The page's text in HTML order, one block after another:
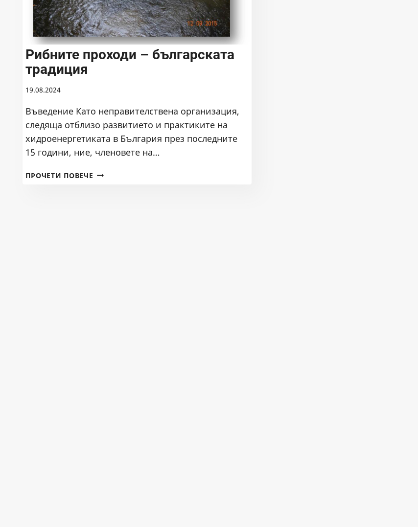
Рибните проходи – българската
традиция
19.08.2024
Въведение Като неправителствена организация,
следяща отблизо развитието и практиките на
хидроенергетиката в България през последните
15 години, ние, членовете на…
ПРОЧЕТИ ПОВЕЧЕ РИБНИТЕ